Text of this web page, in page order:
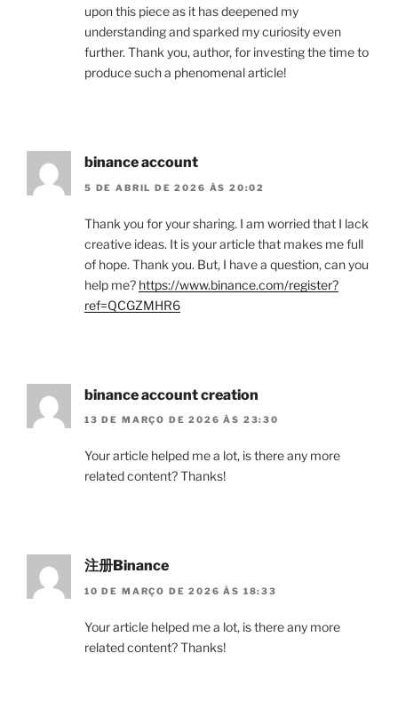
upon this piece as it has deepened my
understanding and sparked my curiosity even
further. Thank you, author, for investing the time to
produce such a phenomenal article!
binance account
5 DE ABRIL DE 2026 ÀS 20:02
Thank you for your sharing. I am worried that I lack
creative ideas. It is your article that makes me full
of hope. Thank you. But, I have a question, can you
help me? https://www.binance.com/register?
ref=QCGZMHR6
binance account creation
13 DE MARÇO DE 2026 ÀS 23:30
Your article helped me a lot, is there any more
related content? Thanks!
注册Binance
10 DE MARÇO DE 2026 ÀS 18:33
Your article helped me a lot, is there any more
related content? Thanks!